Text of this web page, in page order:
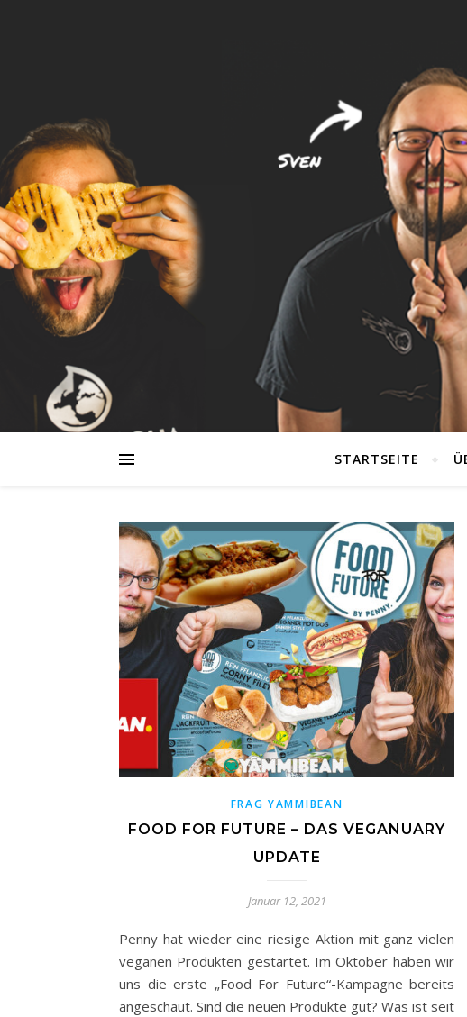
STARTSEITE
FRAG YAMMIBEAN
FOOD FOR FUTURE – DAS VEGANUARY
UPDATE
Januar 12, 2021
Penny hat wieder eine riesige Aktion mit ganz vielen
veganen Produkten gestartet. Im Oktober haben wir
uns die erste „Food For Future“-Kampagne bereits
angeschaut. Sind die neuen Produkte gut? Was ist seit